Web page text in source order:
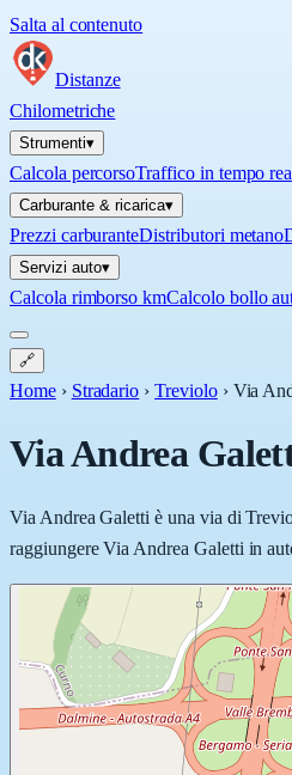
Salta al contenuto
Distanze
Chilometriche
Strumenti▾
Calcola percorsoTraffico in tempo
Carburante & ricarica▾
Prezzi carburanteDistributori metano
Servizi auto▾
Calcola rimborso kmCalcolo bollo
🔗
Home › Stradario › Treviolo › Via
Via Andrea
Via Andrea Galetti è una via di
raggiungere Via Andrea Galetti in